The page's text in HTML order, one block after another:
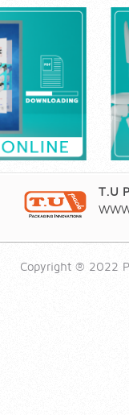
T.U
Copyright ® 2022